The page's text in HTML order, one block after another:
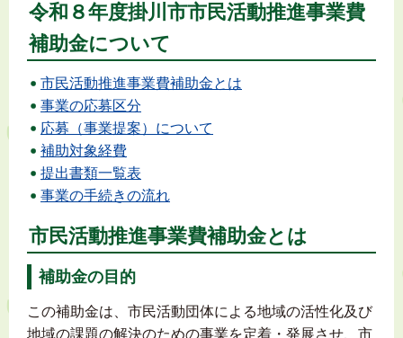
令和８年度掛川市市民活動推進事業費
補助金について
市民活動推進事業費補助金とは
事業の応募区分
応募（事業提案）について
補助対象経費
提出書類一覧表
事業の手続きの流れ
市民活動推進事業費補助金とは
補助金の目的
この補助金は、市民活動団体による地域の活性化及び
地域の課題の解決のための事業を定着・発展させ、市